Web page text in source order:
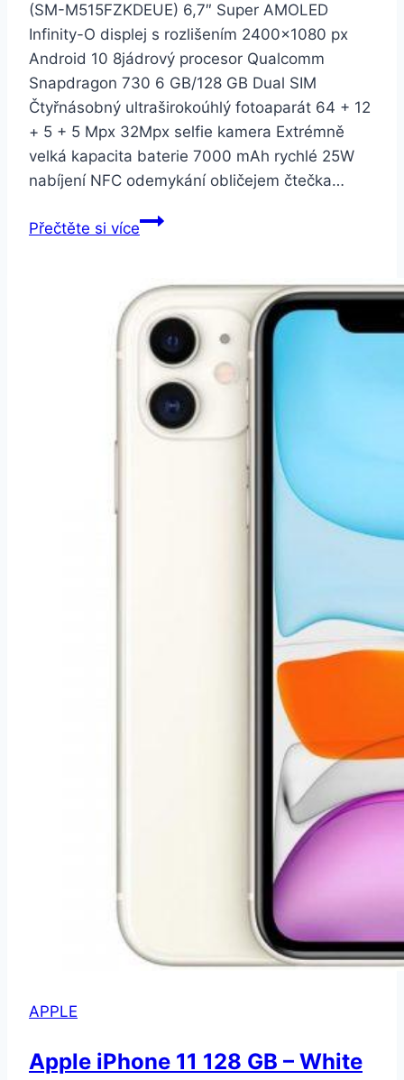
(SM-M515FZKDEUE) 6,7″ Super AMOLED
Infinity-O displej s rozlišením 2400×1080 px
Android 10 8jádrový procesor Qualcomm
Snapdragon 730 6 GB/128 GB Dual SIM
Čtyřnásobný ultraširokoúhlý fotoaparát 64 + 12
+ 5 + 5 Mpx 32Mpx selfie kamera Extrémně
velká kapacita baterie 7000 mAh rychlé 25W
nabíjení NFC odemykání obličejem čtečka…
Přečtěte si víceSamsung
černý
(SM-
M515FZKDEUE)
APPLE
Apple iPhone 11 128 GB – White